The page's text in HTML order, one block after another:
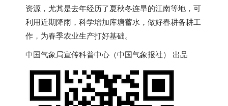
资源，尤其是去年经历了夏秋冬连旱的江南等地，可
利用近期降雨，科学增加库塘蓄水，做好春耕备耕工
作，为春季农业生产打好基础。
中国气象局宣传科普中心（中国气象报社） 出品